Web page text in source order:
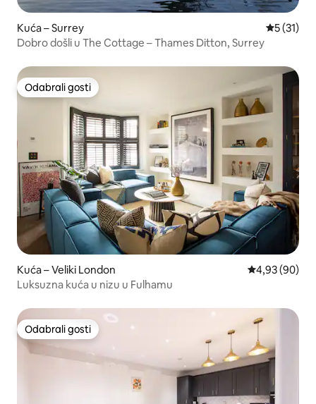
Kuća – Surrey Prosječna
5 (31)
Dobro došli u The Cottage – Thames Ditton, Surrey
Odabrali gosti
Odabrali gosti
Kuća – Veliki London Prosječna
4,93 (90)
Luksuzna kuća u nizu u Fulhamu
Odabrali gosti
Odabrali gosti